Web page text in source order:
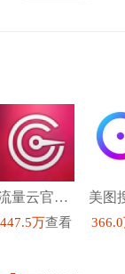
流量云官方正版
447.5万查看